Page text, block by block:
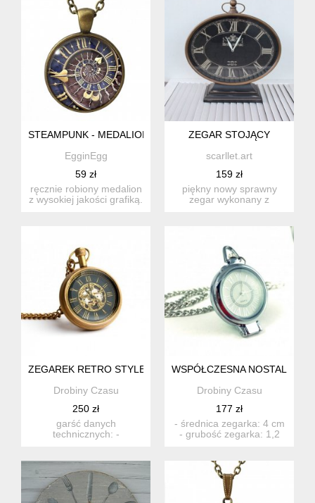
STEAMPUNK - MEDALION Z ŁAŃCUSZKIEM - EGGINEGG
EgginEgg
59 zł
ręcznie robiony medalion
z wysokiej jakości grafiką.
ZEGAR STOJĄCY
scarllet.art
159 zł
piękny nowy sprawny
zegar wykonany z
ZEGAREK RETRO STYLE + PUDEŁKO
Drobiny Czasu
250 zł
garść danych
technicznych: -
WSPÓŁCZESNA NOSTALGIA
Drobiny Czasu
177 zł
- średnica zegarka: 4 cm
- grubość zegarka: 1,2